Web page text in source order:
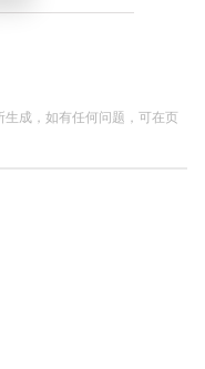
成，如有任何问题，可在页